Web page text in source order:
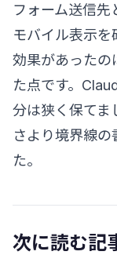
フォーム送信先
モバイル表示を
効果があったの
た点です。
分は狭く保てま
さより境界線
た。
次に読む記